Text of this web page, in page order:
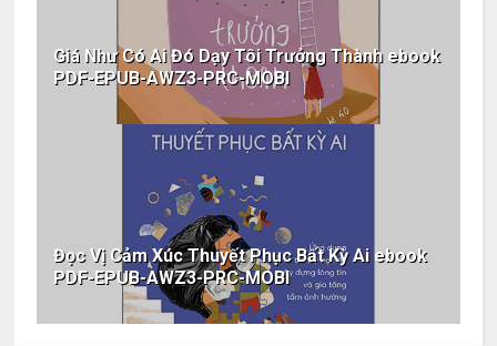
Giá Như Có Ai Đó Dạy Tôi Trưởng Thành ebook
PDF-EPUB-AWZ3-PRC-MOBI
Đọc Vị Cảm Xúc Thuyết Phục Bất Kỳ Ai ebook
PDF-EPUB-AWZ3-PRC-MOBI